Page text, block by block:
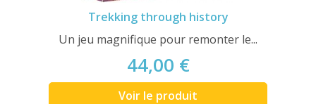
Trekking through history
Un jeu magnifique pour remonter le...
44,00 €
Voir le produit